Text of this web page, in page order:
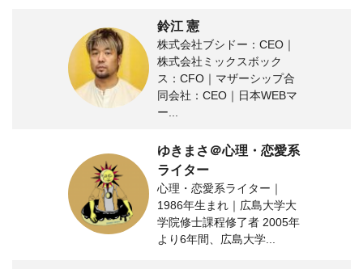
鈴江 憲
株式会社ブシドー：CEO｜
株式会社ミックスボック
ス：CFO｜マザーシップ合
同会社：CEO｜日本WEBマ
ー...
ゆきまさ＠心理・恋愛系
ライター
心理・恋愛系ライター｜
1986年生まれ｜広島大学大
学院修士課程修了者 2005年
より6年間、広島大学...